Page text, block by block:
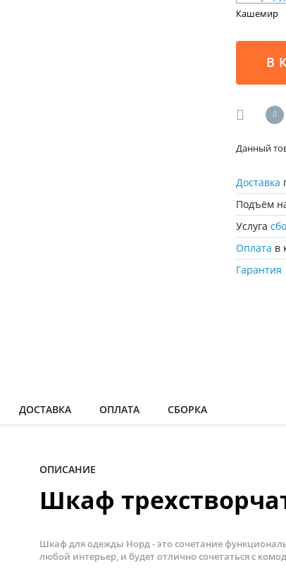
Кашемир
В
Данный
Доставка
Подъём
Услуга
Оплата в
Гарантия
ДОСТАВКА ОПЛАТА СБОРКА
ОПИСАНИЕ
Шкаф
Шкаф для одежды Норд - это сочетание
любой интерьер, и будет отлично сочетаться с